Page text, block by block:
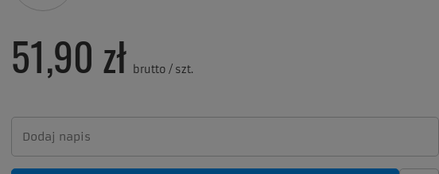
51,90 zł brutto / szt.